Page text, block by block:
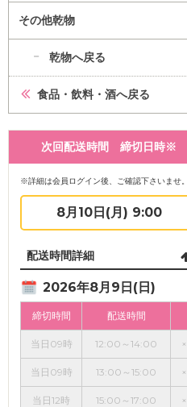
その他乾物
乾物へ戻る
食品・飲料・酒へ戻る
次回配送時間 締切日時※
※詳細は会員ログイン後、ご確認下さいませ。
8月10日(月) 9:00
配送時間詳細
2026年8月9日(日)
締切時間 配送時間
当日09時 12:00～14:00 ×
当日09時 13:00～15:00 ×
当日12時 15:00～17:00 ×